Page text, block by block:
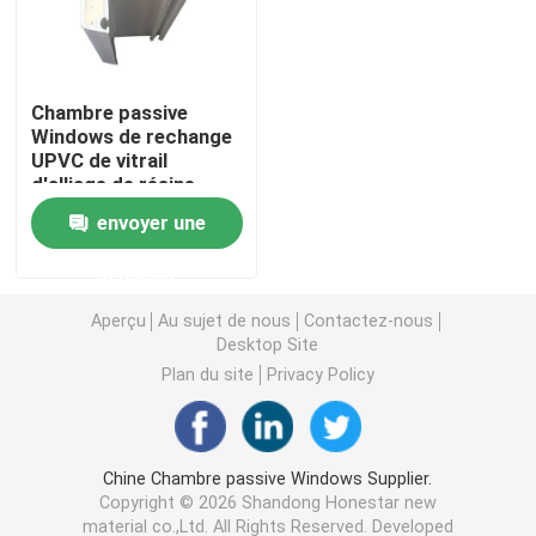
Profils d'extrusion d'UPVC
fenêtre de tissu pour rideaux d'upvc
fenêtre de glissement d'upvc
Porte coulissante d'UPVC
Fenêtre en aluminium de coupure thermique
Portes en aluminium de coupure thermique
Chambre passive
Windows de rechange
UPVC de vitrail
d'alliage de résine
double
envoyer une
Aperçu Au sujet de nous
Contactez-nous
Desktop Site
Plan du site
Privacy Policy
Chine Chambre passive Windows Supplier.
Copyright © 2026 Shandong Honestar new
material co.,Ltd. All Rights Reserved. Developed